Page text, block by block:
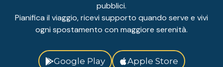
pubblici.
Pianifica il viaggio, ricevi supporto quando serve e vivi
ogni spostamento con maggiore serenità.
Google Play Apple Store